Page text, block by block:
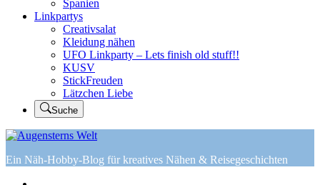
Spanien
Linkpartys
Creativsalat
Kleidung nähen
UFO Linkparty – Lets finish old stuff!!
KUSV
StickFreuden
Lätzchen Liebe
Suche
Ein Näh-Hobby-Blog für kreatives Nähen & Reisegeschichten